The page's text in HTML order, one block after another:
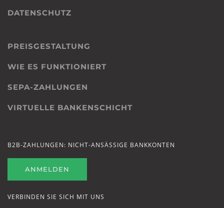
DATENSCHUTZ
PREISGESTALTUNG
WIE ES FUNKTIONIERT
SEPA-ZAHLUNGEN
VIRTUELLE BANKENSCHICHT
B2B-ZAHLUNGEN: NICHT-ANSÄSSIGE BANKKONTEN
ANMELDEN
VERBINDEN SIE SICH MIT UNS